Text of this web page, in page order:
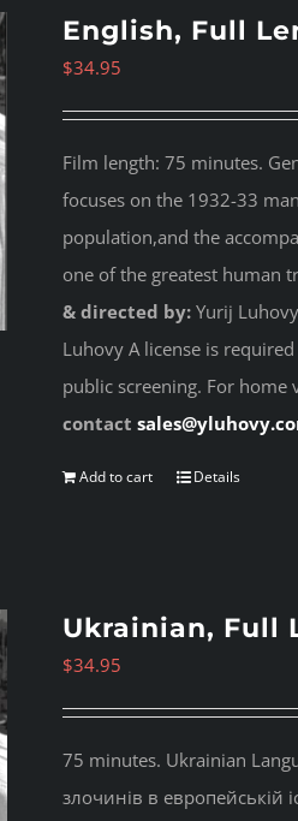
English, Full
$34.95
Film length: 75 minutes.
focuses on the 1932-33
population,and the
one of the greatest human
& directed by:Yurij Luhovy
Luhovy A license is
public screening. For home
contact
Add to cart Details
Ukrainian, Full
$34.95
75 minutes. Ukrainian
злочинів в европейській